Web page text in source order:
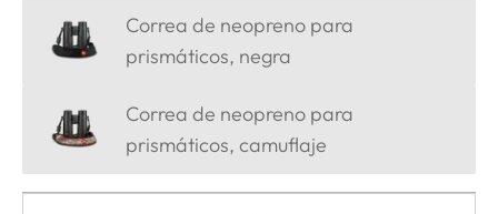
Correa de neopreno para
prismáticos, negra
Correa de neopreno para
prismáticos, camuflaje